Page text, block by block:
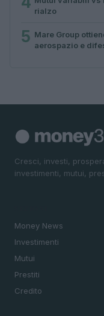
rialzo
5 Mare Group
aerospazio e
Cresci, investi,
investimenti, mutui,
Money News
Investimenti
Mutui
Prestiti
Credito